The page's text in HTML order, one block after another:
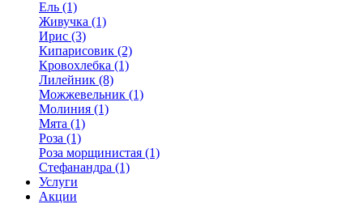
Ель (1)
Живучка (1)
Ирис (3)
Кипарисовик (2)
Кровохлебка (1)
Лилейник (8)
Можжевельник (1)
Молиния (1)
Мята (1)
Роза (1)
Роза морщинистая (1)
Стефанандра (1)
Услуги
Акции